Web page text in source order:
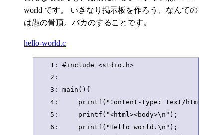
world です。 いきなり掲示板を作ろう、なんての
は愚の骨頂。バカのすることです。
hello-world.c
    1: #include <stdio.h>
    2:
    3: main(){
4:     printf("Content-type: text/
    5:     printf("<html><body>\n");
    6:     printf("Hello world.\n");